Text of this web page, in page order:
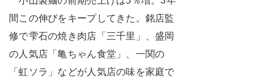
間この伸びをキープしてきた。銘店監
修で雫石の焼き肉店「三千里」、盛岡
の人気店「亀ちゃん食堂」、一関の
「虹ソラ」などが人気店の味を家庭で